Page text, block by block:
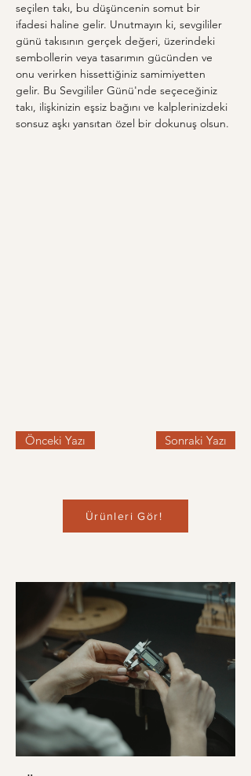
seçilen takı, bu düşüncenin somut bir
ifadesi haline gelir. Unutmayın ki, sevgililer
günü takısının gerçek değeri, üzerindeki
sembollerin veya tasarımın gücünden ve
onu verirken hissettiğiniz samimiyetten
gelir. Bu Sevgililer Günü'nde seçeceğiniz
takı, ilişkinizin eşsiz bağını ve kalplerinizdeki
sonsuz aşkı yansıtan özel bir dokunuş olsun.
Önceki Yazı Sonraki Yazı
Ürünleri Gör!